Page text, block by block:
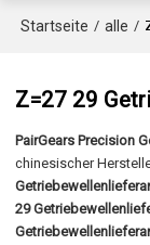
Startseite / alle /
Z=27 29
PairGears Precision
chinesischer
29